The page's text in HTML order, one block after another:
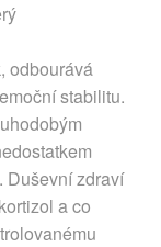
odbourává
stabilitu.
Duševní zdraví
a co